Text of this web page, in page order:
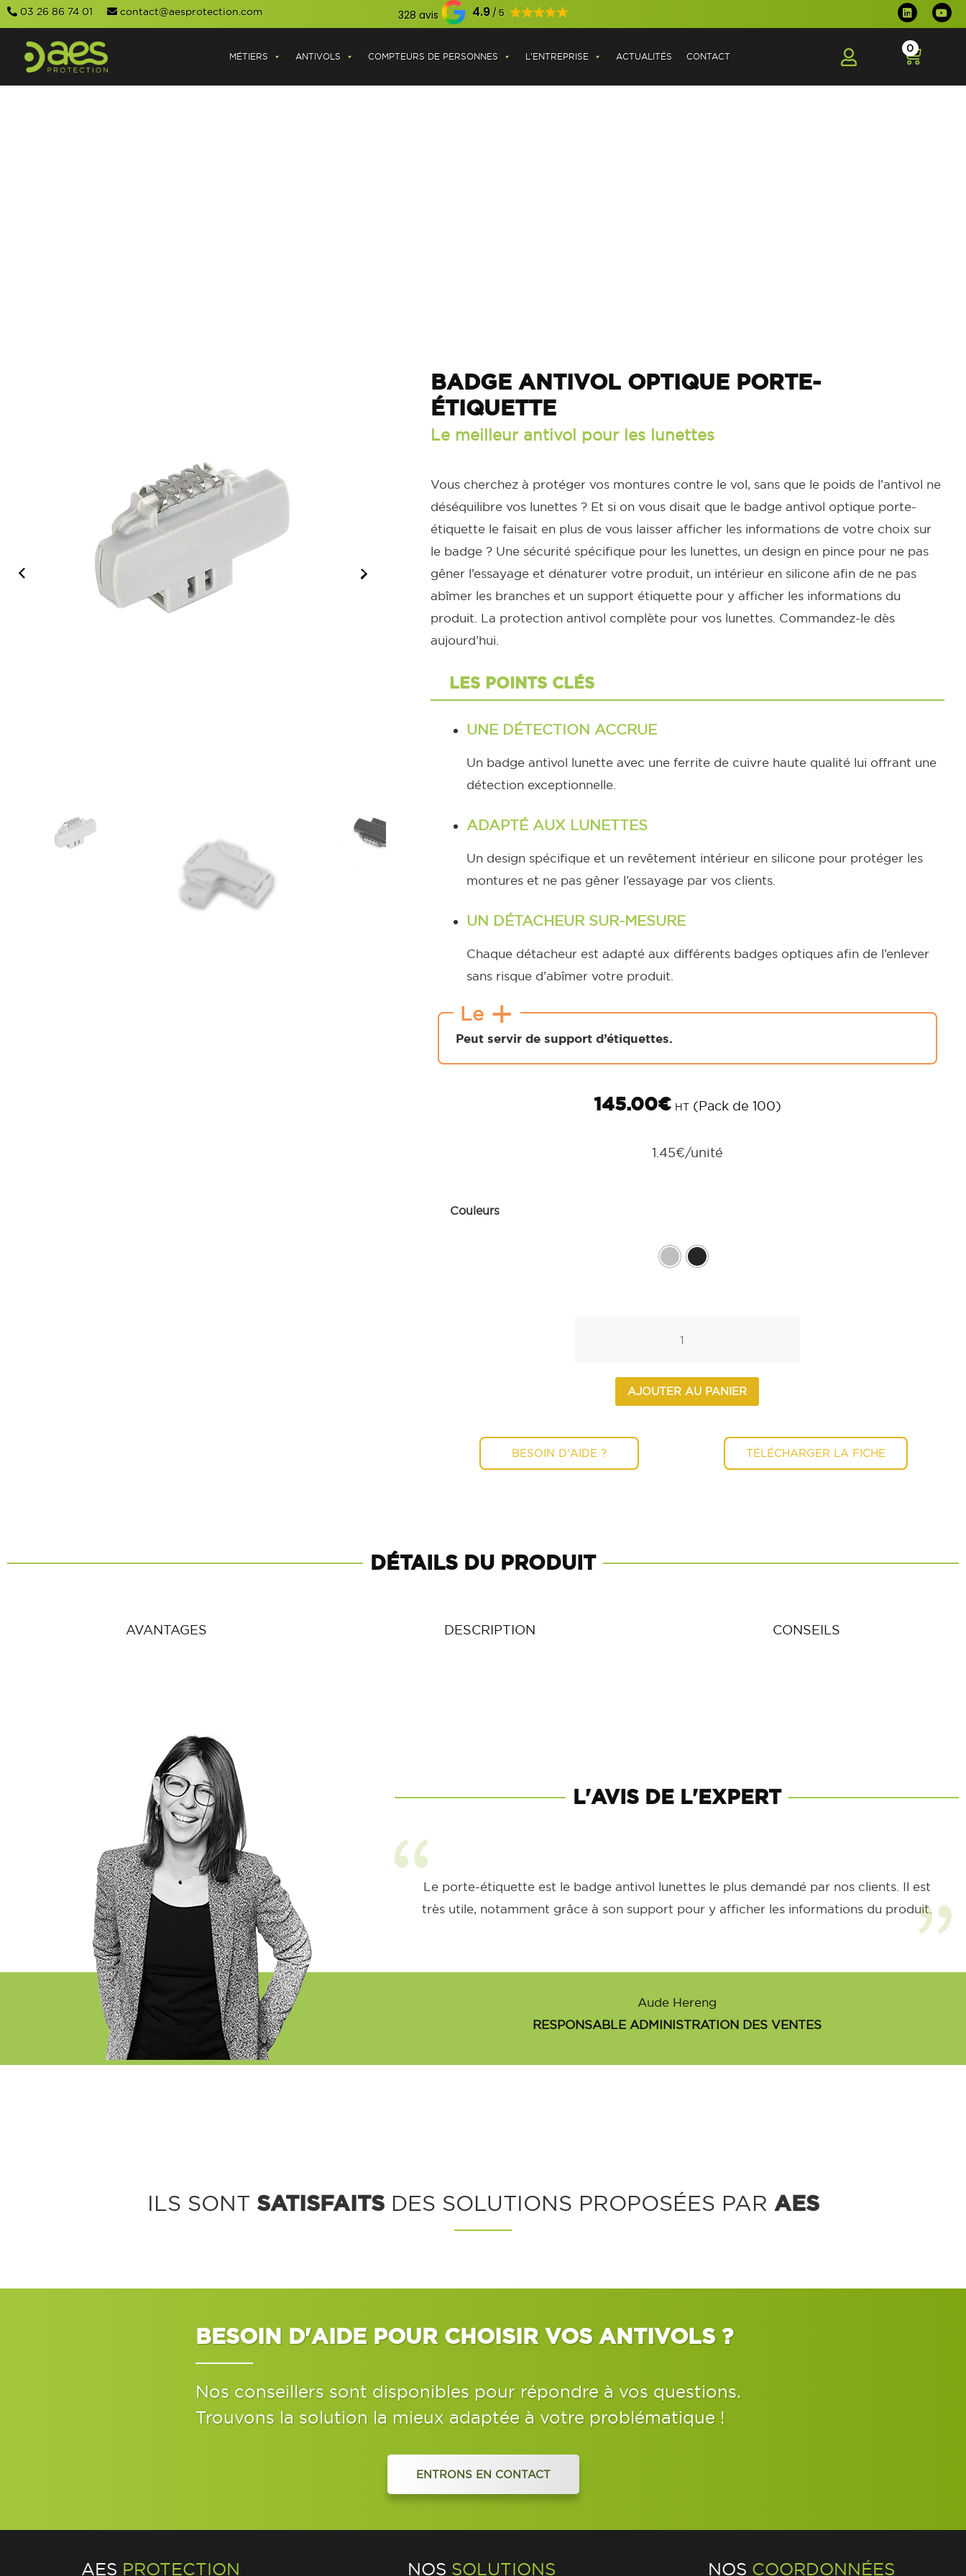
03 26 86 74 01 contact@aesprotection.com 328 avis 4.9
MÉTIERS ANTIVOLS COMPTEURS DE PERSONNES L'ENTREPRISE ACTUALITÉS CONTACT
0
BADGE ANTIVOL OPTIQUE PORTE-
ÉTIQUETTE
Le meilleur antivol pour les lunettes
Vous cherchez à protéger vos montures contre le vol, sans que le poids de l’antivol ne
déséquilibre vos lunettes ? Et si on vous disait que le badge antivol optique porte-
étiquette le faisait en plus de vous laisser afficher les informations de votre choix sur
le badge ? Une sécurité spécifique pour les lunettes, un design en pince pour ne pas
gêner l’essayage et dénaturer votre produit, un intérieur en silicone afin de ne pas
abîmer les branches et un support étiquette pour y afficher les informations du
produit. La protection antivol complète pour vos lunettes. Commandez-le dès
aujourd’hui.
LES POINTS CLÉS
UNE DÉTECTION ACCRUE
Un badge antivol lunette avec une ferrite de cuivre haute qualité lui offrant une
détection exceptionnelle.
ADAPTÉ AUX LUNETTES
Un design spécifique et un revêtement intérieur en silicone pour protéger les
montures et ne pas gêner l’essayage par vos clients.
UN DÉTACHEUR SUR-MESURE
Chaque détacheur est adapté aux différents badges optiques afin de l’enlever
sans risque d’abîmer votre produit.
Le +
Peut servir de support d’étiquettes.
145.00€ HT (Pack de 100)
1.45€/unité
Couleurs
AJOUTER AU PANIER
BESOIN D'AIDE ? TÉLÉCHARGER LA FICHE
DÉTAILS DU PRODUIT
AVANTAGES DESCRIPTION CONSEILS
L'AVIS DE L'EXPERT
Le porte-étiquette est le badge antivol lunettes le plus demandé par nos clients. Il est
très utile, notamment grâce à son support pour y afficher les informations du produit.
Aude Hereng
RESPONSABLE ADMINISTRATION DES VENTES
ILS SONT SATISFAITSDES SOLUTIONS PROPOSÉES PAR AES
BESOIN D'AIDE POUR CHOISIR VOS ANTIVOLS ?
Nos conseillers sont disponibles pour répondre à vos questions.
Trouvons la solution la mieux adaptée à votre problématique !
ENTRONS EN CONTACT
AES PROTECTION NOS SOLUTIONS NOS COORDONNÉES